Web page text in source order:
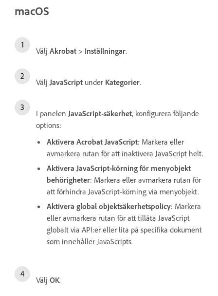
macOS
Välj Akrobat > Inställningar.
VäljJavaScript under Kategorier.
I panelenJavaScript-säkerhet, konfigurera följande
options:
Aktivera Acrobat JavaScript: Markera eller
avmarkera rutan för att inaktivera JavaScript helt.
Aktivera JavaScript-körning för menyobjekt
behörigheter: Markera eller avmarkera rutan för
att förhindra JavaScript-körning via menyobjekt.
Aktivera global objektsäkerhetspolicy: Markera
eller avmarkera rutan för att tillåta JavaScript
globalt via API:er eller lita på specifika dokument
som innehåller JavaScripts.
Välj OK.